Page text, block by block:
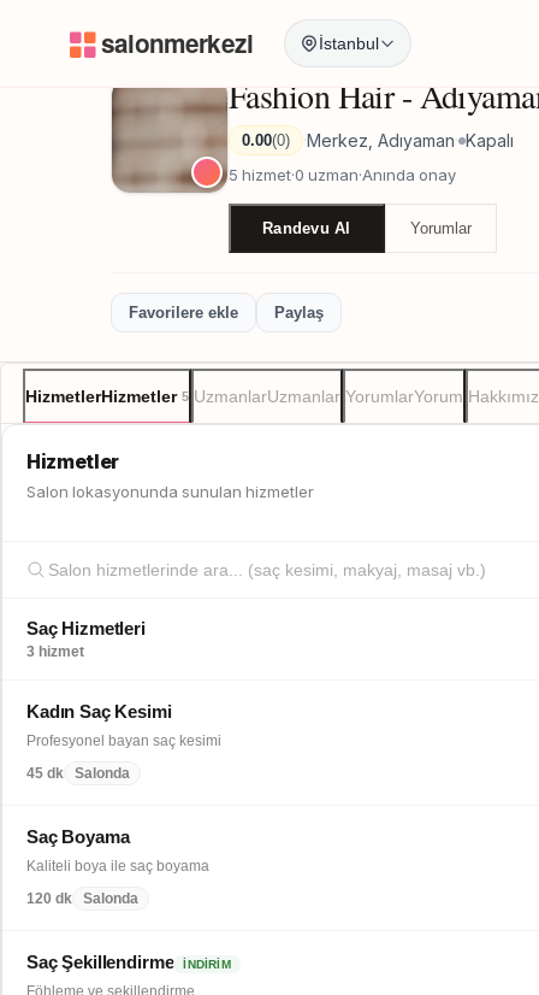
İstanbul
Fashion Hair - Adıyaman
Fashion Hair -
0.00(0) ·Merkez, Adıyaman· Kapalı
5 hizmet·0 uzman·Anında onay
Randevu Al Yorumlar
Favorilere ekle Paylaş
HizmetlerHizmetler 5 UzmanlarUzmanlar YorumlarYorum
Hizmetler
Salon lokasyonunda sunulan hizmetler
Saç Hizmetleri
3 hizmet
Kadın Saç Kesimi
Profesyonel bayan saç kesimi
45 dk
Salonda
Saç Boyama
Kaliteli boya ile saç boyama
120 dk
Salonda
Saç Şekillendirme İNDIRIM
Föhleme ve şekillendirme